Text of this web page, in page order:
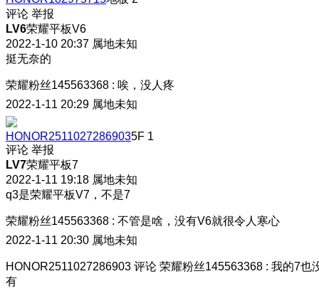
评论 举报
LV6荣耀平板V6
2022-1-10 20:37 属地未知
挺无奈的
荣耀粉丝145563368 : 唉，没人疼
2022-1-11 20:29 属地未知
HONOR25110272869035F 1
评论 举报
LV7荣耀平板7
2022-1-11 19:18 属地未知
q3是荣耀平板V7，不是7
荣耀粉丝145563368 : 不管是啥，没有V6就很令人寒心
2022-1-11 20:30 属地未知
HONOR2511027286903 评论 荣耀粉丝145563368 : 我的7也
有